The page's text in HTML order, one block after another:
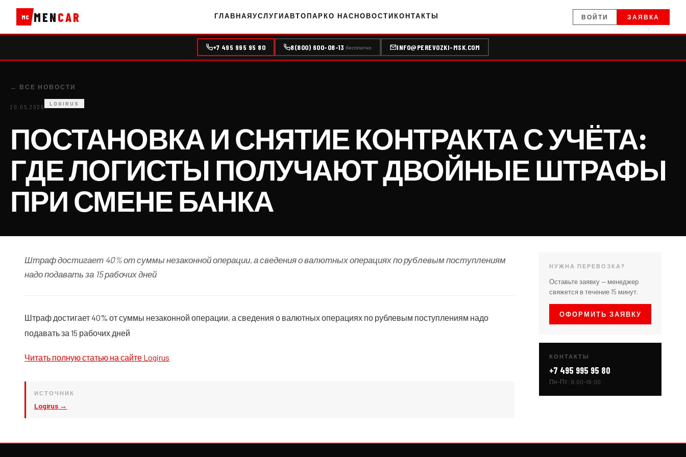
MC MENCAR ГЛАВНАЯУСЛУГИАВТОПАРКО НАСНОВОСТИКОНТАКТЫ ВОЙТИ ЗАЯВКА
+7 495 995 95 80 8(800) 600-08-13 бесплатно INFO@PEREVOZKI-MSK.COM
← ВСЕ НОВОСТИ
20.05.2026 LOGIRUS
ПОСТАНОВКА И СНЯТИЕ КОНТРАКТА С УЧЁТА:
ГДЕ ЛОГИСТЫ ПОЛУЧАЮТ ДВОЙНЫЕ ШТРАФЫ
ПРИ СМЕНЕ БАНКА
Штраф достигает 40% от суммы незаконной операции, а сведения о валютных операциях по рублевым поступлениям
надо подавать за 15 рабочих дней
Штраф достигает 40% от суммы незаконной операции, а сведения о валютных операциях по рублевым поступлениям надо
подавать за 15 рабочих дней
Читать полную статью на сайте Logirus
ИСТОЧНИК
Logirus →
НУЖНА ПЕРЕВОЗКА?
Оставьте заявку — менеджер
свяжется в течение 15 минут.
ОФОРМИТЬ ЗАЯВКУ
КОНТАКТЫ
+7 495 995 95 80
Пн–Пт: 9:00–18:00